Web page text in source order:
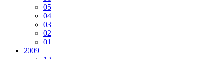
05
04
03
02
01
2009